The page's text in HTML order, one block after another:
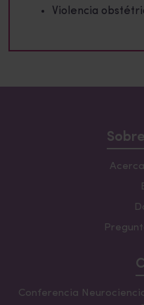
Violencia
Conferencia